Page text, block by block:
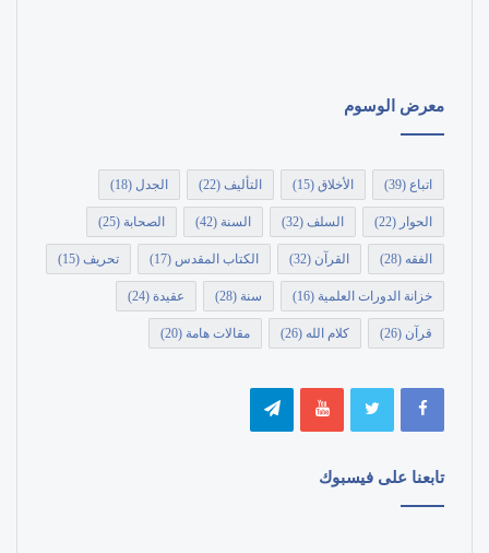
معرض الوسوم
اتباع (39) الأخلاق (15) التأليف (22) الجدل (18)
الحوار (22) السلف (32) السنة (42) الصحابة (25)
الفقه (28) القرآن (32) الكتاب المقدس (17) تحريف (15)
خزانة الدورات العلمية (16) سنة (28) عقيدة (24)
قرآن (26) كلام الله (26) مقالات هامة (20)
تابعنا على فيسبوك